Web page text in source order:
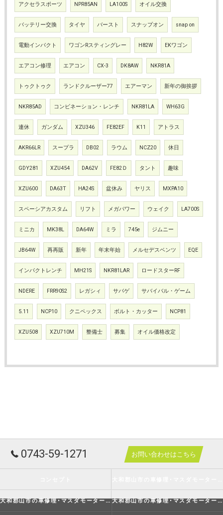
アクセラスポーツ NPR85AN LA100S オイル交換
バッテリー交換 タイヤ バースト スナップオン snap on
電動インパクト ワゴンRスティングレー H82W EKワゴン
エアコン修理 エアコン CX-3 DK8AW NKR81A
トゥクトゥク ランドクルーザー77 エアーマン 新年の御挨拶
NKR85AD コンビネーション・レンチ NKR81LA WH63G
連休 ガンダム XZU346 FE82EF K11 アトラス
AKR66LR スープラ DB02 ラウム NCZ20 休日
GDY281 XZU454 DA62V FE82Ｄ タント 趣味
XZU600 DA63T HA24S 盆休み ヤリス MXPA10
スペーシアカスタム リフト メガパワー ウェイク LA700S
ミニカ MK38L DA64W ミラ 745e ジムニー
JB64W 再再販 新年 年末年始 メルセデスベンツ EQE
インパクトレンチ MH21S NKR81LAR ロードスターRF
NDERE FRR90S2 レガシィ サバゲ サバイバル・ゲーム
5.11 NCP10 クニペックス ボルト・カッター NCP81
XZU508 XZU710M 整備士 募集 オイル価格改定
0743-59-1271 お問い合わせはこちら
大和郡山市の車修理･マスダモータースの評判 大和郡山市の車修理･マスダモータースのお客様の声